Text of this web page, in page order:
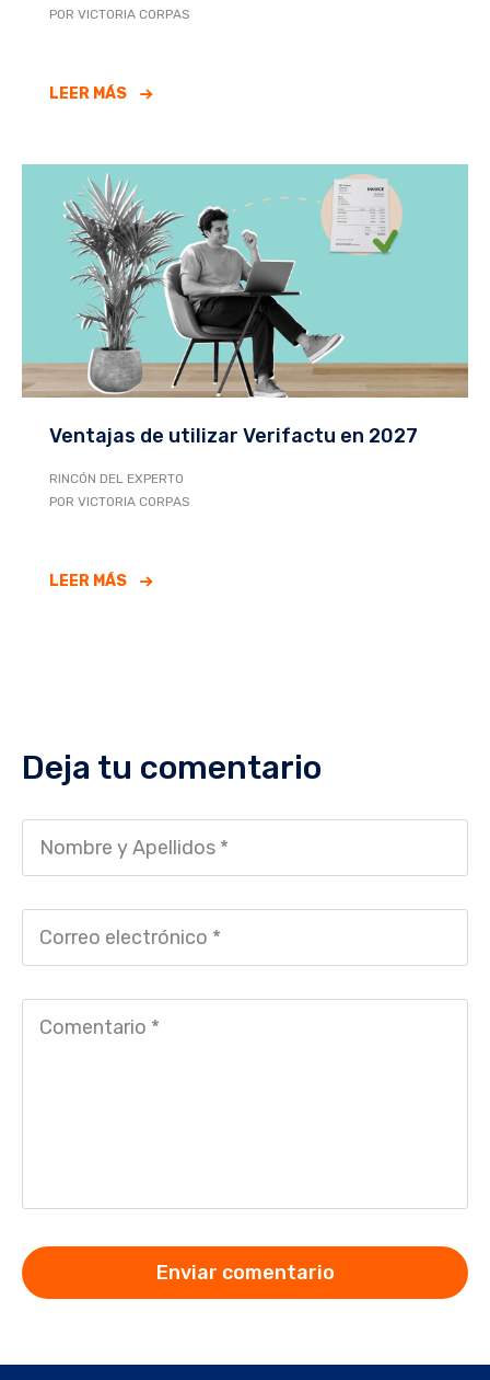
POR VICTORIA CORPAS
LEER MÁS
Ventajas de utilizar Verifactu en 2027
RINCÓN DEL EXPERTO
POR VICTORIA CORPAS
LEER MÁS
Deja tu comentario